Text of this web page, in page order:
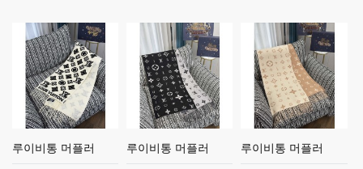
루이비통 머플러 루이비통 머플러 루이비통 머플러